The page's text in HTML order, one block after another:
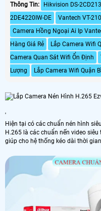
Thông Tin: Hikvision DS-
2DE4220IW-DE
Vantech VT-
Camera Hồng Ngoại Ai Ip
Hàng Giá Rẻ
Lắp Camera Wifi
Camera Quan Sát Wifi Ổn Định
Lượng
Lắp Camera Wifi Quận
'
Hiện tại có các chuẩn nén hình
H.265 là các chuẩn nến video
giúp cho hệ thống kéo dài thời